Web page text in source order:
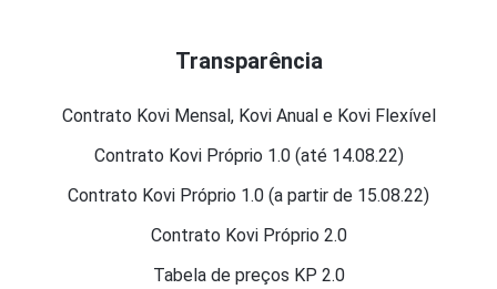
Transparência
Contrato Kovi Mensal, Kovi Anual e Kovi Flexível
Contrato Kovi Próprio 1.0 (até 14.08.22)
Contrato Kovi Próprio 1.0 (a partir de 15.08.22)
Contrato Kovi Próprio 2.0
Tabela de preços KP 2.0